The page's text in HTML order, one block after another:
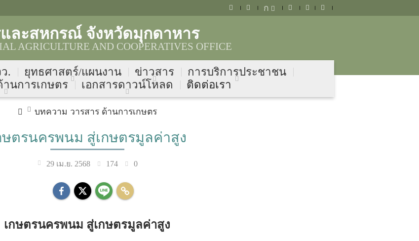
ก
ละสหกรณ์ จังหวัดมุกดาหาร
AGRICULTURE AND COOPERATIVES OFFICE
. ยุทธศาสตร์/แผนงาน ข่าวสาร
การบริการประชาชน
นการเกษตร
เอกสารดาวน์โหลด ติดต่อเรา
บทความ วารสาร ด้านการเกษตร
ษตรนครพนม สู่เกษตรมูลค่าสูง
29 เม.ย. 2568 174 0
เกษตรนครพนม สู่เกษตรมูลค่าสูง